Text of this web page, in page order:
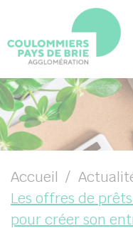
( VOTRE
( VIVRE )
(
( PROJETS )
Magazine
Suivez-nous sur
Suivez-nous
Suivez-nous
Suivez-
Accueil
Les offres de
pour créer son
Panneau de gestion